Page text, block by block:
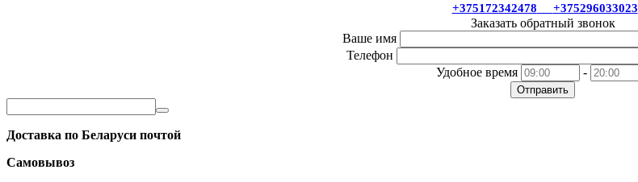
+375172342478 +375296033023
Заказать обратный звонок
Ваше имя
Телефон
Удобное время
-
Отправить
Доставка по Беларуси почтой
Самовывоз